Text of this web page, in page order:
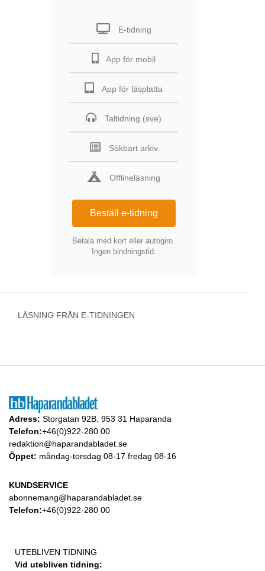
E-tidning
App för mobil
App för läsplatta
Taltidning (sve)
Sökbart arkiv
Offlineläsning
Beställ e-tidning
Betala med kort eller autogiro.
Ingen bindningstid.
LÄSNING FRÅN E-TIDNINGEN
Adress: Storgatan 92B, 953 31 Haparanda
Telefon:+46(0)922-280 00
redaktion@haparandabladet.se
Öppet: måndag-torsdag 08-17 fredag 08-16
KUNDSERVICE
abonnemang@haparandabladet.se
Telefon:+46(0)922-280 00
UTEBLIVEN TIDNING
Vid utebliven tidning: